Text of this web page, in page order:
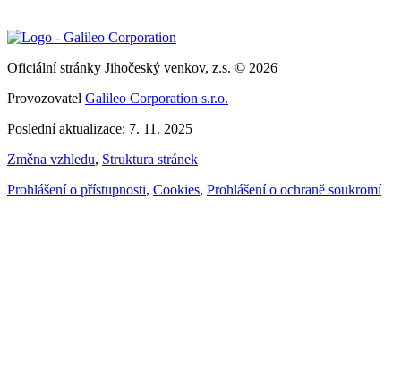
Oficiální stránky Jihočeský venkov, z.s. © 2026
Provozovatel Galileo Corporation s.r.o.
Poslední aktualizace: 7. 11. 2025
Změna vzhledu, Struktura stránek
Prohlášení o přístupnosti, Cookies, Prohlášení o ochraně soukromí